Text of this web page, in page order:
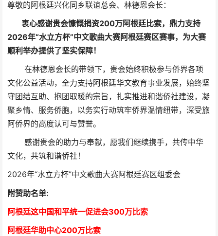
尊敬的阿根廷兴化同乡联谊总会、林德恩会长：
衷心感谢贵会慷慨捐资200万阿根廷比索，鼎力支持
2026年“水立方杯”中文歌曲大赛阿根廷赛区赛事，为大赛
顺利举办提供了坚实保障！
在林德恩会长的带领下，贵会始终积极参与侨界各项
文化公益活动，全力支持阿根廷华文教育事业发展，始终坚
守团结互助、抱团取暖的宗旨，扎实推进和谐侨社建设，凝
聚乡情、服务侨胞，以务实行动筑牢侨界温情纽带，深受旅
阿侨界的高度认可与赞誉。
感谢贵会的助力与奉献，愿我们继续携手，共传中华
文化，共筑和谐侨社！
2026年“水立方杯”中文歌曲大赛阿根廷赛区组委会
附赞助名单:
阿根廷这中国和平统一促进会300万比索
阿根廷华助中心200万比索